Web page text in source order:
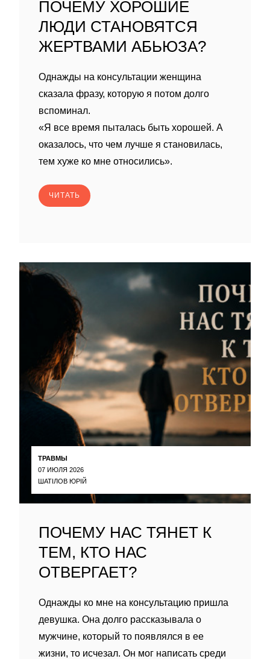
ПОЧЕМУ ХОРОШИЕ
ЛЮДИ СТАНОВЯТСЯ
ЖЕРТВАМИ АБЬЮЗА?
Однажды на консультации женщина
сказала фразу, которую я потом долго
вспоминал.
«Я все время пыталась быть хорошей. А
оказалось, что чем лучше я становилась,
тем хуже ко мне относились».
ЧИТАТЬ
ТРАВМЫ
07 ИЮЛЯ 2026
ШАТІЛОВ ЮРІЙ
ПОЧЕМУ НАС ТЯНЕТ К
ТЕМ, КТО НАС
ОТВЕРГАЕТ?
Однажды ко мне на консультацию пришла
девушка. Она долго рассказывала о
мужчине, который то появлялся в ее
жизни, то исчезал. Он мог написать среди